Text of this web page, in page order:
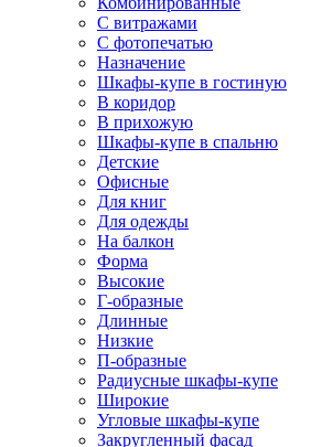
С витражами
С фотопечатью
Назначение
Шкафы-купе в гостиную
В коридор
В прихожую
Шкафы-купе в спальню
Детские
Офисные
Для книг
Для одежды
На балкон
Форма
Высокие
Г-образные
Длинные
Низкие
П-образные
Радиусные шкафы-купе
Широкие
Угловые шкафы-купе
Закругленный фасад